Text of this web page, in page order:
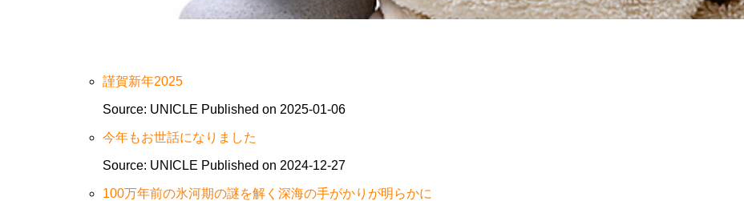
謹賀新年2025
Source: UNICLE Published on 2025-01-06
今年もお世話になりました
Source: UNICLE Published on 2024-12-27
100万年前の氷河期の謎を解く深海の手がかりが明らかに